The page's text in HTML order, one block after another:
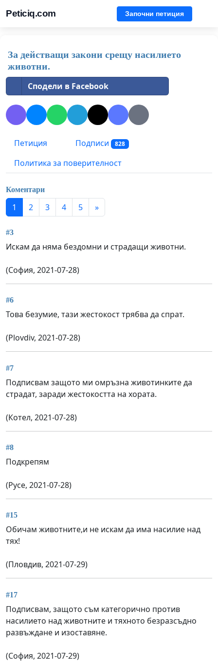
Peticiq.com Започни петиция
За действащи закони срещу насилието
животни.
Сподели в Facebook
Петиция Подписи 828
Политика за поверителност
Коментари
1 2 3 4 5 »
#3
Искам да няма бездомни и страдащи животни.
(София, 2021-07-28)
#6
Това безумие, тази жестокост трябва да спрат.
(Plovdiv, 2021-07-28)
#7
Подписвам защото ми омръзна животинките да
страдат, заради жестокостта на хората.
(Котел, 2021-07-28)
#8
Подкрепям
(Русе, 2021-07-28)
#15
Обичам животните,и не искам да има насилие над
тях!
(Пловдив, 2021-07-29)
#17
Подписвам, защото съм категорично против
насилието над животните и тяхното безразсъдно
развъждане и изоставяне.
(София, 2021-07-29)